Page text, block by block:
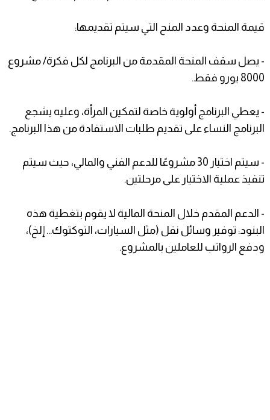
قيمة المنحة وعدد المنح التي سيتم تقديمها:
- يصل سقف المنحة المقدمة من البرنامج لكل فكرة/ مشروع
8000 يورو فقط.
- يعطي البرنامج أولوية خاصة لتمكين المرأة، وعليه يشجع
البرنامج النساء على تقديم طلبات الاستفادة من هذا البرنامج.
- سيتم اختيار 30 مشروعًا للدعم الفني والمالي، حيث سيتم
تنفيذ عملية الاختيار على مرحلتين.
- الدعم المقدم خلال المنحة المالية لا يقوم بتغطية هذه
البنود: توفير وسائل نقل (مثل السيارات، التوكتوك... إلخ)،
ودفع الرواتب للعاملين بالمشروع.